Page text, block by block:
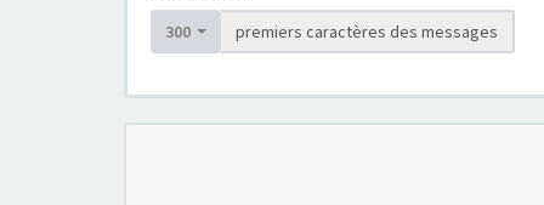
300 premiers caractères des messages